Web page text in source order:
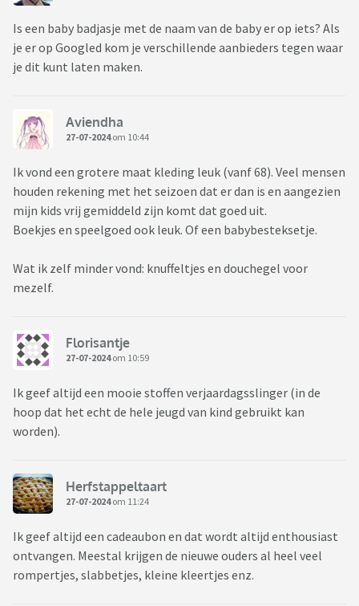
Is een baby badjasje met de naam van de baby er op iets? Als
je er op Googled kom je verschillende aanbieders tegen waar
je dit kunt laten maken.
Aviendha
27-07-2024om 10:44
Ik vond een grotere maat kleding leuk (vanf 68). Veel mensen
houden rekening met het seizoen dat er dan is en aangezien
mijn kids vrij gemiddeld zijn komt dat goed uit.
Boekjes en speelgoed ook leuk. Of een babybesteksetje.
Wat ik zelf minder vond: knuffeltjes en douchegel voor
mezelf.
Florisantje
27-07-2024om 10:59
Ik geef altijd een mooie stoffen verjaardagsslinger (in de
hoop dat het echt de hele jeugd van kind gebruikt kan
worden).
Herfstappeltaart
27-07-2024om 11:24
Ik geef altijd een cadeaubon en dat wordt altijd enthousiast
ontvangen. Meestal krijgen de nieuwe ouders al heel veel
rompertjes, slabbetjes, kleine kleertjes enz.